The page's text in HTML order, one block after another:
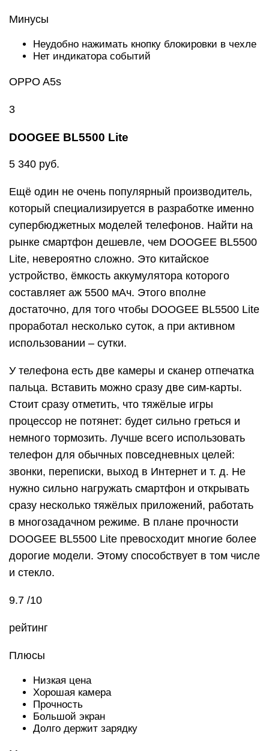
Минусы
Неудобно нажимать кнопку блокировки в чехле
Нет индикатора событий
OPPO A5s
3
DOOGEE BL5500 Lite
5 340 руб.
Ещё один не очень популярный производитель,
который специализируется в разработке именно
супербюджетных моделей телефонов. Найти на
рынке смартфон дешевле, чем DOOGEE BL5500
Lite, невероятно сложно. Это китайское
устройство, ёмкость аккумулятора которого
составляет аж 5500 мАч. Этого вполне
достаточно, для того чтобы DOOGEE BL5500 Lite
проработал несколько суток, а при активном
использовании – сутки.
У телефона есть две камеры и сканер отпечатка
пальца. Вставить можно сразу две сим-карты.
Стоит сразу отметить, что тяжёлые игры
процессор не потянет: будет сильно греться и
немного тормозить. Лучше всего использовать
телефон для обычных повседневных целей:
звонки, переписки, выход в Интернет и т. д. Не
нужно сильно нагружать смартфон и открывать
сразу несколько тяжёлых приложений, работать
в многозадачном режиме. В плане прочности
DOOGEE BL5500 Lite превосходит многие более
дорогие модели. Этому способствует в том числе
и стекло.
9.7 /10
рейтинг
Плюсы
Низкая цена
Хорошая камера
Прочность
Большой экран
Долго держит зарядку